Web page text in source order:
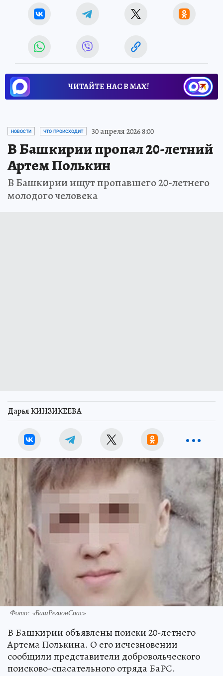
ЧИТАЙТЕ НАС В МАХ!
НОВОСТИ ЧТО ПРОИСХОДИТ 30 апреля 2026 8:00
В Башкирии пропал 20-летний
Артем Полькин
В Башкирии ищут пропавшего 20-летнего
молодого человека
Дарья КИНЗИКЕЕВА
Фото: «БашРегионСпас»
В Башкирии объявлены поиски 20-летнего
Артема Полькина. О его исчезновении
сообщили представители добровольческого
поисково-спасательного отряда БаРС.